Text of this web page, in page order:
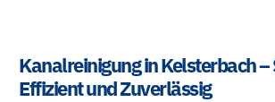
Kanalreinigung in Kelsterbach –
Effizient und Zuverlässig